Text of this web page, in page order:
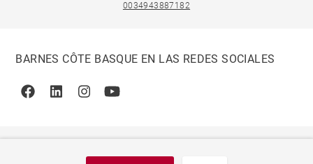
0034943887182
BARNES CÔTE BASQUE EN LAS REDES SOCIALES
FacebookLinkedinInstagramYoutube